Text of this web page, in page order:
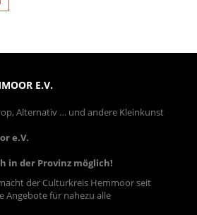
E.V.
Alternativ … und andere Kleinkunst
e.V.
in der Provinz möglich!
der Culturkreis Hemmoor seit
Angebote für nahezu alle